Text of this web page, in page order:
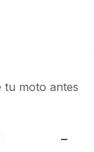
tu moto antes